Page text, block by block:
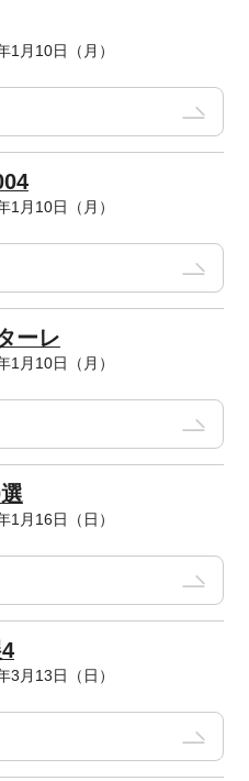
月10日（月）
月10日（月）
ーレ
月10日（月）
月16日（日）
月13日（日）